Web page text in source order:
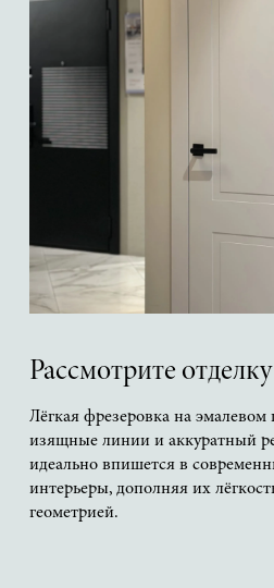
Рассмотрите
Лёгкая фрезеровка на эмалевом
изящные линии и аккуратный
идеально впишется в
интерьеры, дополняя их
геометрией.